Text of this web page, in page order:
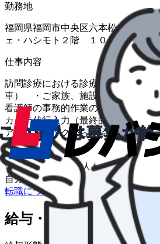
勤務地
福岡県福岡市中央区六本松４丁目
ェ・ハシモト２階 １０号室
仕事内容
訪問診療における診療帯同 ・診療
車） ・ご家族、施設職員、多職種
看護師の事務的作業の補助 ・その
カルテ代行入力（最終的に医師が
ア：クリニックから半径１６ｋ
なし
\ハローワークの求人も一括管理
自分に合う求人を探してもらう
転職について相談する
給与・福利厚生